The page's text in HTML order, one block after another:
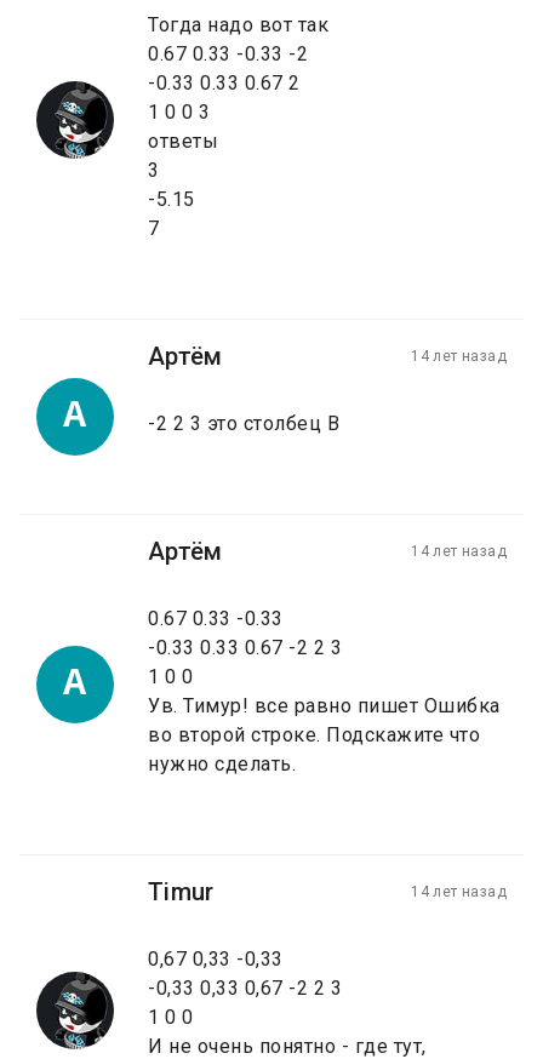
Тогда надо вот так
0.67 0.33 -0.33 -2
-0.33 0.33 0.67 2
1 0 0 3
ответы
3
-5.15
7
А
Артём 14 лет назад
-2 2 3 это столбец В
А
Артём 14 лет назад
0.67 0.33 -0.33
-0.33 0.33 0.67 -2 2 3
1 0 0
Ув. Тимур! все равно пишет Ошибка
во второй строке. Подскажите что
нужно сделать.
Timur 14 лет назад
0,67 0,33 -0,33
-0,33 0,33 0,67 -2 2 3
1 0 0
И не очень понятно - где тут,